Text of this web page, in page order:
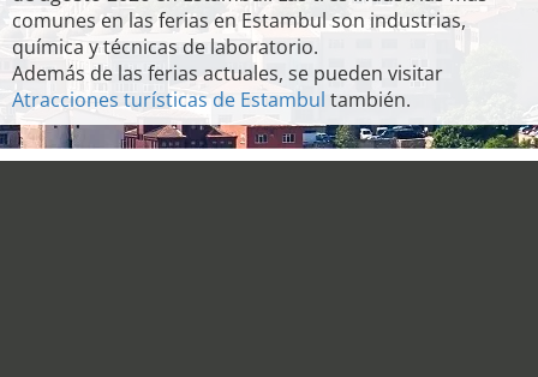
comunes en las ferias en Estambul son industrias,
química y técnicas de laboratorio.
Además de las ferias actuales, se pueden visitar
Atracciones turísticas de Estambul también.